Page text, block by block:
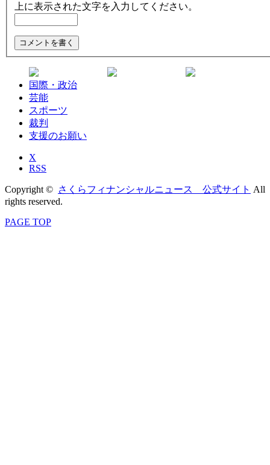
上に表示された文字を入力してください。
国際・政治
芸能
スポーツ
裁判
支援のお願い
X
RSS
Copyright © さくらフィナンシャルニュース 公式サイト All
rights reserved.
PAGE TOP